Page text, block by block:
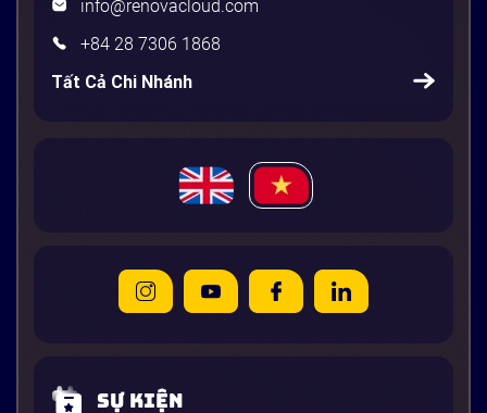
info@renovacloud.com
+84 28 7306 1868
Tất Cả Chi Nhánh
Sự kiện